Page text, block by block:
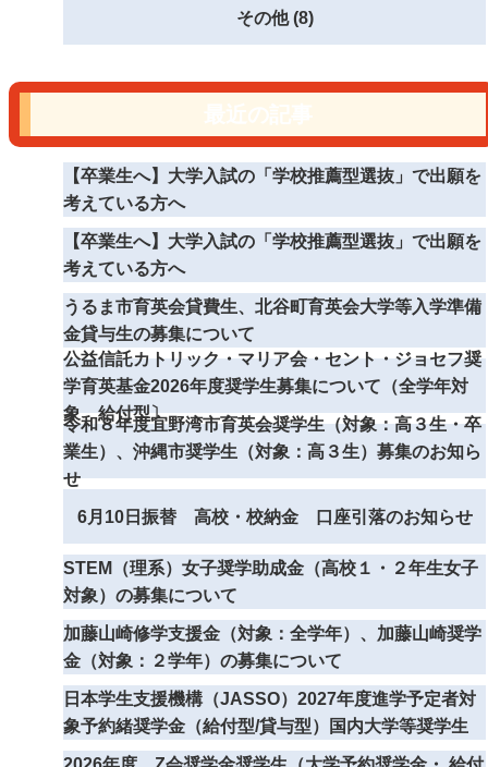
その他 (8)
【卒業生へ】大学入試の「学校推薦型選抜」で出願を
考えている方へ
【卒業生へ】大学入試の「学校推薦型選抜」で出願を
考えている方へ
うるま市育英会貸費生、北谷町育英会大学等入学準備
金貸与生の募集について
公益信託カトリック・マリア会・セント・ジョセフ奨
学育英基金2026年度奨学生募集について（全学年対
象 給付型〕
令和８年度宜野湾市育英会奨学生（対象：高３生・卒
業生）、沖縄市奨学生（対象：高３生）募集のお知ら
せ
6月10日振替 高校・校納金 口座引落のお知らせ
STEM（理系）女子奨学助成金（高校１・２年生女子
対象）の募集について
加藤山崎修学支援金（対象：全学年）、加藤山崎奨学
金（対象：２学年）の募集について
日本学生支援機構（JASSO）2027年度進学予定者対
象予約緒奨学金（給付型/貸与型）国内大学等奨学生